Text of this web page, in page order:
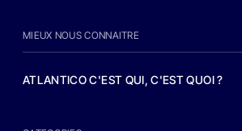
MIEUX NOUS CONNAITRE
ATLANTICO C'EST QUI, C'EST QUOI ?